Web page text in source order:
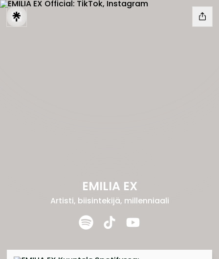
EMILIA EX
Artisti, biisintekijä, millenniaali
EMILIA EX Spotify
Kuuntele Spotifyssa: